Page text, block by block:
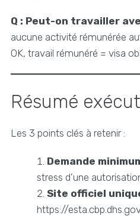
Q : Peut-on travailler
aucune activité rémunérée
OK, travail rémunéré = visa
Résumé
Les 3 points clés à retenir :
Demande
stress d'une
Site officiel
https://